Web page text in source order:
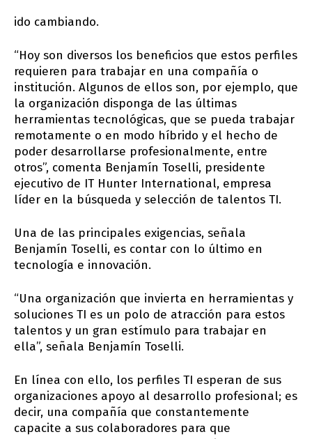
ido cambiando.
“Hoy son diversos los beneficios que estos perfiles
requieren para trabajar en una compañía o
institución. Algunos de ellos son, por ejemplo, que
la organización disponga de las últimas
herramientas tecnológicas, que se pueda trabajar
remotamente o en modo híbrido y el hecho de
poder desarrollarse profesionalmente, entre
otros”, comenta Benjamín Toselli, presidente
ejecutivo de IT Hunter International, empresa
líder en la búsqueda y selección de talentos TI.
Una de las principales exigencias, señala
Benjamín Toselli, es contar con lo último en
tecnología e innovación.
“Una organización que invierta en herramientas y
soluciones TI es un polo de atracción para estos
talentos y un gran estímulo para trabajar en
ella”, señala Benjamín Toselli.
En línea con ello, los perfiles TI esperan de sus
organizaciones apoyo al desarrollo profesional; es
decir, una compañía que constantemente
capacite a sus colaboradores para que